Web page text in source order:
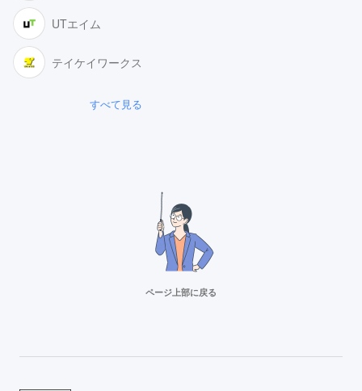
UTエイム
テイケイワークス
すべて見る
ページ上部に戻る